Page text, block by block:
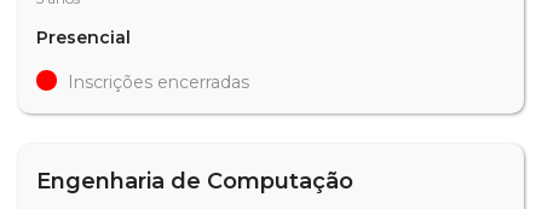
Presencial
Inscrições encerradas
Engenharia de Computação